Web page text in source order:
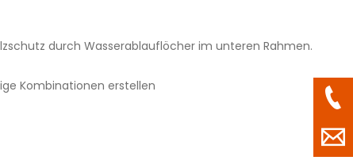
durch Wasserablauflöcher im unteren Rahmen.
Kombinationen erstellen